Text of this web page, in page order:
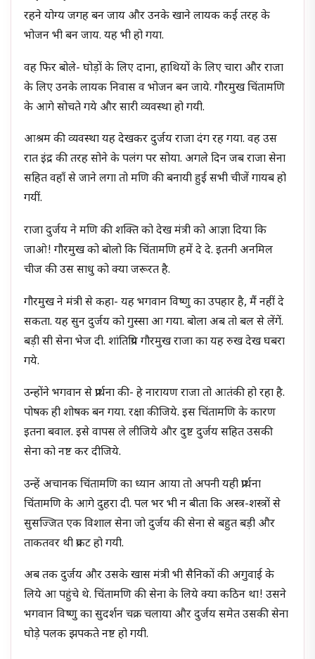
रहने योग्य जगह बन जाय और उनके खाने लायक कई तरह के
भोजन भी बन जाय. यह भी हो गया.
वह फिर बोले- घोड़ों के लिए दाना, हाथियों के लिए चारा और राजा
के लिए उनके लायक निवास व भोजन बन जाये. गौरमुख चिंतामणि
के आगे सोचते गये और सारी व्यवस्था हो गयी.
आश्रम की व्यवस्था यह देखकर दुर्जय राजा दंग रह गया. वह उस
रात इंद्र की तरह सोने के पलंग पर सोया. अगले दिन जब राजा सेना
सहित वहाँ से जाने लगा तो मणि की बनायी हुई सभी चीजें गायब हो
गयीं.
राजा दुर्जय ने मणि की शक्ति को देख मंत्री को आज्ञा दिया कि
जाओ! गौरमुख को बोलो कि चिंतामणि हमें दे दे. इतनी अनमिल
चीज की उस साधु को क्या जरूरत है.
गौरमुख ने मंत्री से कहा- यह भगवान विष्णु का उपहार है, मैं नहीं दे
सकता. यह सुन दुर्जय को गुस्सा आ गया. बोला अब तो बल से लेंगें.
बड़ी सी सेना भेज दी. शांतिप्रिय गौरमुख राजा का यह रुख देख घबरा
गये.
उन्होंने भगवान से प्रार्थना की- हे नारायण राजा तो आतंकी हो रहा है.
पोषक ही शोषक बन गया. रक्षा कीजिये. इस चिंतामणि के कारण
इतना बवाल. इसे वापस ले लीजिये और दुष्ट दुर्जय सहित उसकी
सेना को नष्ट कर दीजिये.
उन्हें अचानक चिंतामणि का ध्यान आया तो अपनी यही प्रार्थना
चिंतामणि के आगे दुहरा दी. पल भर भी न बीता कि अस्त्र-शस्त्रों से
सुसज्जित एक विशाल सेना जो दुर्जय की सेना से बहुत बड़ी और
ताकतवर थी प्रकट हो गयी.
अब तक दुर्जय और उसके खास मंत्री भी सैनिकों की अगुवाई के
लिये आ पहुंचे थे. चिंतामणि की सेना के लिये क्या कठिन था! उसने
भगवान विष्णु का सुदर्शन चक्र चलाया और दुर्जय समेत उसकी सेना
घोड़े पलक झपकते नष्ट हो गयी.